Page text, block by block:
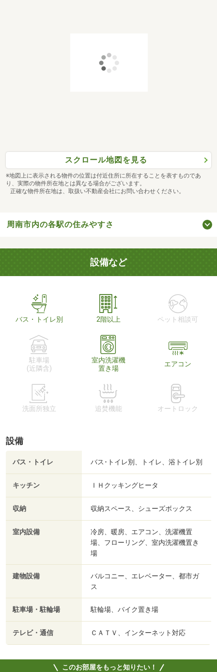
スクロール地図を見る
※地図上に表示される物件の位置は付近住所に所在することを表すものであ
り、実際の物件所在地とは異なる場合がございます。
正確な物件所在地は、取扱い不動産会社にお問い合わせください。
周南市内の各駅の住みやすさ
設備など
バス・トイレ別 2階以上 ペット相談可
駐車場
(近隣含)
室内洗濯機
置き場
エアコン
洗面所独立 追焚機能 オートロック
設備
バス・トイレ バス･トイレ別、トイレ、浴トイレ別
キッチン ＩＨクッキングヒータ
収納 収納スペース、シューズボックス
室内設備
冷房、暖房、エアコン、洗濯機置
場、フローリング、室内洗濯機置き
場
建物設備
バルコニー、エレベーター、都市ガ
ス
駐車場・駐輪場 駐輪場、バイク置き場
テレビ・通信 ＣＡＴＶ、インターネット対応
このお部屋をもっと知りたい！